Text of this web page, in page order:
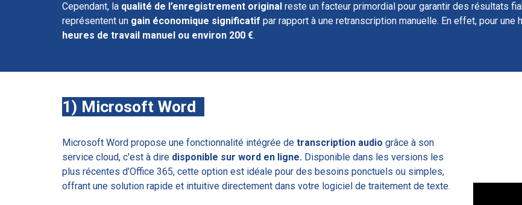
Cependant, la qualité de l’enregistrement originalreste un facteur primordial pour garantir des résultats
représentent un gain économique significatif par rapport à une retranscription manuelle. En effet, pour une
heures de travail manuel ou environ 200 €.
1) Microsoft Word
Microsoft Word propose une fonctionnalité intégrée de transcription audio grâce à son
service cloud, c'est à diredisponible sur word en ligne.Disponible dans les versions les
plus récentes d’Office 365, cette option est idéale pour des besoins ponctuels ou simples,
offrant une solution rapide et intuitive directement dans votre logiciel de traitement de texte.